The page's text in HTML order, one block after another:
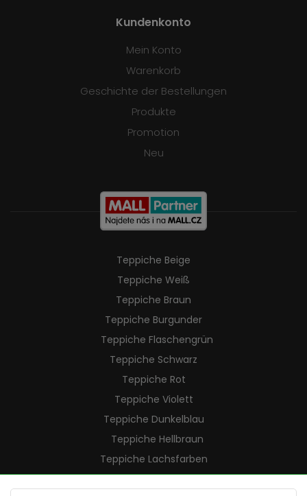
Kundenkonto
Mein Konto
Warenkorb
Geschichte der Bestellungen
Produkte
Promotion
Neu
Teppiche Beige
Teppiche Weiß
Teppiche Braun
Teppiche Burgunder
Teppiche Flaschengrün
Teppiche Schwarz
Teppiche Rot
Teppiche Violett
Teppiche Dunkelblau
Teppiche Hellbraun
Teppiche Lachsfarben
Teppiche Cremefarben